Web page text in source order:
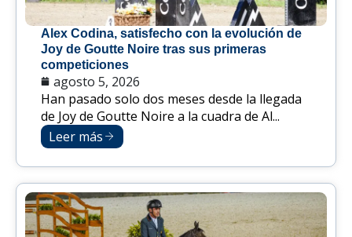
Alex Codina, satisfecho con la evolución de
Joy de Goutte Noire tras sus primeras
competiciones
agosto 5, 2026
Han pasado solo dos meses desde la llegada
de Joy de Goutte Noire a la cuadra de Al...
Leer más